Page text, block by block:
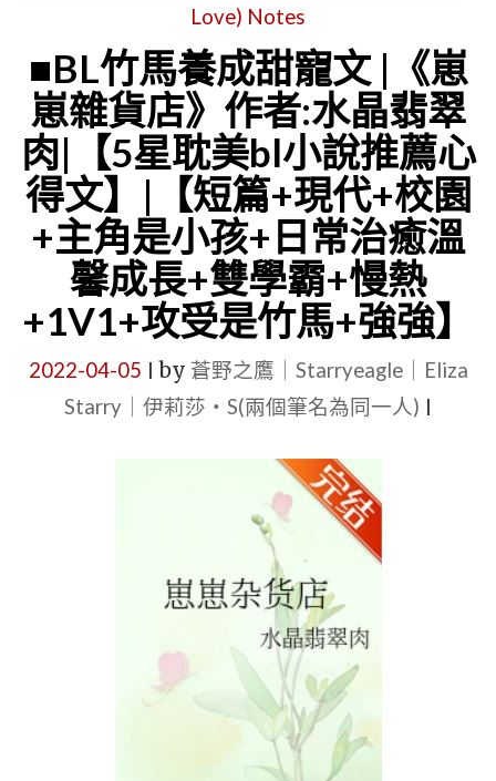
Love) Notes
■BL竹馬養成甜寵文 |《崽
崽雜貨店》作者:水晶翡翠
肉|【5星耽美bl小說推薦心
得文】|【短篇+現代+校園
+主角是小孩+日常治癒溫
馨成長+雙學霸+慢熱
+1V1+攻受是竹馬+強強】
2022-04-05 by 蒼野之鷹｜Starryeagle｜Eliza
Starry｜伊莉莎・S(兩個筆名為同一人)